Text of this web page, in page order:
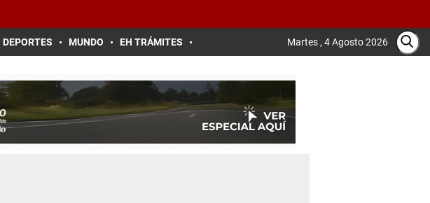
DEPORTES MUNDO EH TRÁMITES Martes , 4 Agosto 2026